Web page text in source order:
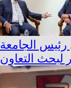
رئيس الجامعة
لبحث التعاون